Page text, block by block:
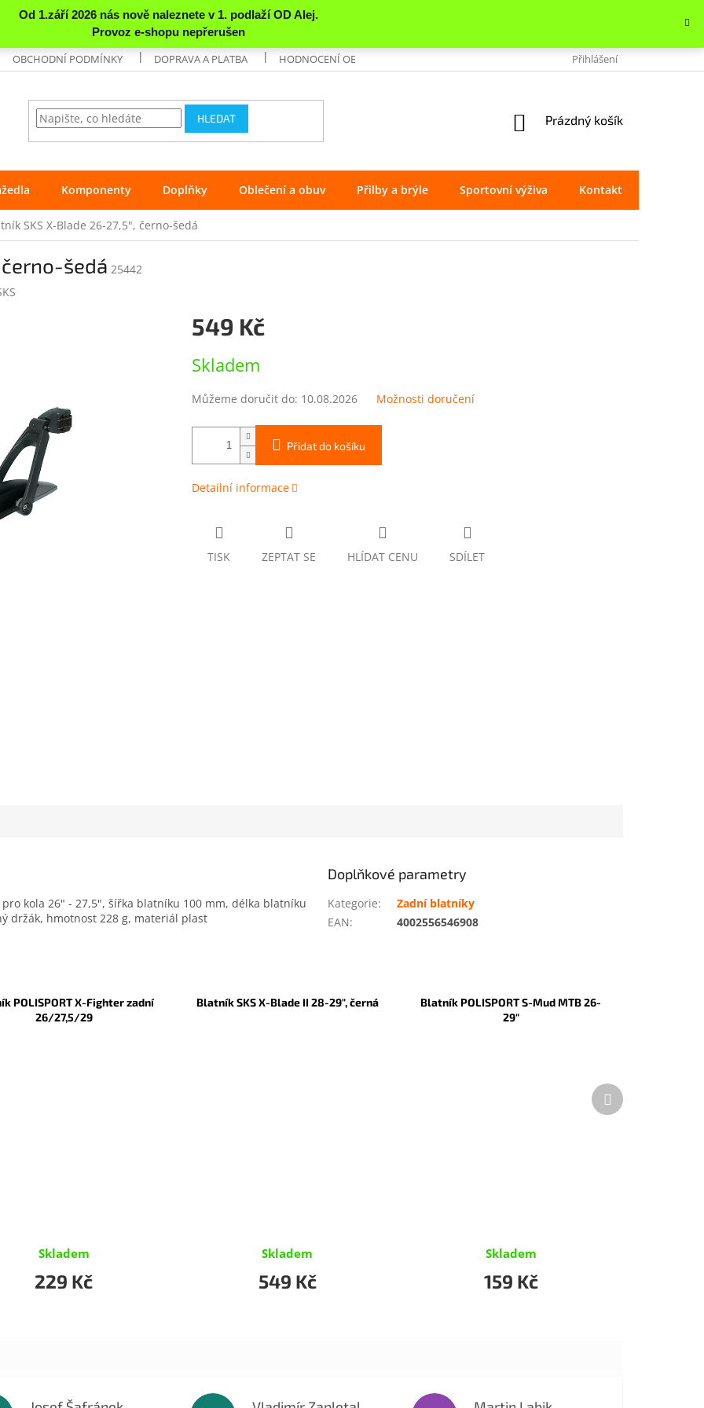
OBCHODNÍ PODMÍNKY DOPRAVA A PLATBA HODNOCENÍ OBCHODU REKLAMACE OCHRANA
Přihlášení
HLEDAT
NÁKUPNÍ
Prázdný košík
Komponenty Doplňky Oblečení a obuv Přilby a brýle Sportovní výživa Kontakt
SKS X-Blade 26-27,5", černo-šedá
šedá 25442
549 Kč
cena:
Skladem
Můžeme doručit do: 10.08.2026 Možnosti doručení
Přidat do košíku
Detailní informace
TISK ZEPTAT SE HLÍDAT CENU SDÍLET
kola 26" - 27,5", šířka blatníku 100 mm, délka blatníku
držák, hmotnost 228 g, materiál plast
Doplňkové parametry
Kategorie:
Zadní blatníky
EAN: 4002556546908
POLISPORT X-Fighter zadní
26/27,5/29
Skladem
229 Kč
Blatník SKS X-Blade II 28-29", černá
Skladem
549 Kč
Blatník POLISPORT S-Mud MTB 26-
29"
Skladem
159 Kč
Další
produkt